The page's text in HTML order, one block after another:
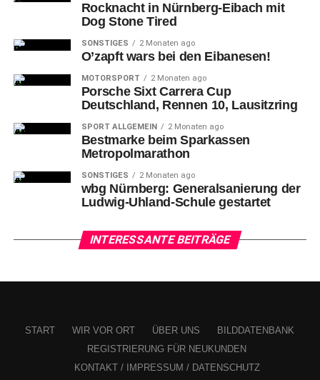
Sensible Message Service (SMS): Eine interaktive Installation (rechts
unten im Hintergrund) von Sophie Herz (Nuernberg) im Hirsvogelsaal
des Mueseums Tucherschloss
Ob
das „Stille Örtchen“ der Installation Sensible Message
Service – SMS von Sophie Herz, einer Studentin an der
Akademie der Bildenden Künste Nürnberg,
Rocknacht in Nürnberg-Eibach mit
Dog Stone Tired
SONSTIGES 2 Monaten ago
O’zapft wars bei den Eibanesen!
MOTORSPORT 2 Monaten ago
Porsche Sixt Carrera Cup
Deutschland, Rennen 10, Lausitzring
SPORT ALLGEMEIN 2 Monaten ago
Bestmarke beim Sparkassen
Metropolmarathon
SONSTIGES 2 Monaten ago
wbg Nürnberg: Generalsanierung der
Ludwig-Uhland-Schule gestartet
INTERESSANTE BEITRÄGE
START WIR VOR ORT ÜBER UNS
BILDDATENBANK
REGISTRIERUNG FÜR NEUKUNDEN
KONTAKT / IMPRESSUM / DATENSCHUTZ